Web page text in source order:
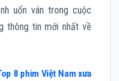
uốn ván trong cuộc
thông tin mới nhất về
8 phim Việt Nam xưa